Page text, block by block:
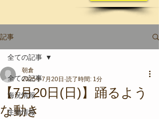
記事
全ての記事
海況情報
生物情報
全ての記事
【7月20日(日)】踊るよう
な動き
朝倉
2025年7月20日 読了時間: 1分